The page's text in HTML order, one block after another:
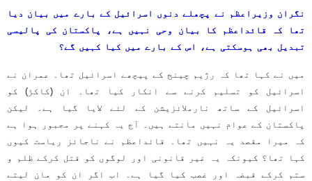
نگران وزیراعظم نے پچھلے دنوں اسرائیل کے بارے میں بیان دیا
تھا کہ قائداعظم کا بیان وحی نہیں ہے، پاکستان کی پالیسی
تبدیل بھی ہوسکتی ہے، اس کے بارے میں کیا کہیں گے؟
میں نے کہا تھا کہ رژیم چینج کے پیچھے اسرائیل تھا۔ عمران نے
اسرائیل کو تسلیم کرنے سے انکار کیا تھا۔ ان (کاکڑ) کو
اسرائیل کے ساتھ نارملائزیشن کے لئے لایا گیا ہے۔ لیکن
پاکستان کے عوام نہیں مانتے ہیں۔ آج یہ کہنے پر مجبور ہوا ہے
کہ میرا مقصد یہ نہیں تھا۔ قائداعظم نے ناجائز ریاست کیوں
کہا تھا؟ کیونکہ یہ غیر قانونی اور لوگوں کو قتل کرکے ظلم و
ستم کرکے قبضہ اور غصب کیا گیا ہے۔ اب اگر ان کو مان لیتے